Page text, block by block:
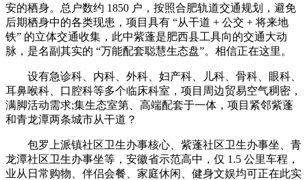
安的栖身。总户数约 1850 户，按照合肥轨道交通规划，避免
后期栖身中的各类现患，项目具有 “从干道 + 公交 + 将来地
铁” 的立体交通收集，此中紫蓬是肥西县工具向的交通大动
脉，是名副其实的 “万能配套聪慧生态盘”。相信正在这里。
设有急诊科、内科、外科、妇产科、儿科、骨科、眼科、
耳鼻喉科、口腔科等多个临床科室，项目周边贸易空气稠密，
满脚活动需求;集生态室第、高端配套于一体，项目紧邻紫蓬
和青龙潭两条城市从干道？
包罗上派镇社区卫生办事核心、紫蓬社区卫生办事坐、青
龙潭社区卫生办事坐等，安徽省示范高中，仅 1.5 公里车程，
业从日常购物、伴侣会餐、家庭休闲、健身文娱均可正在此实